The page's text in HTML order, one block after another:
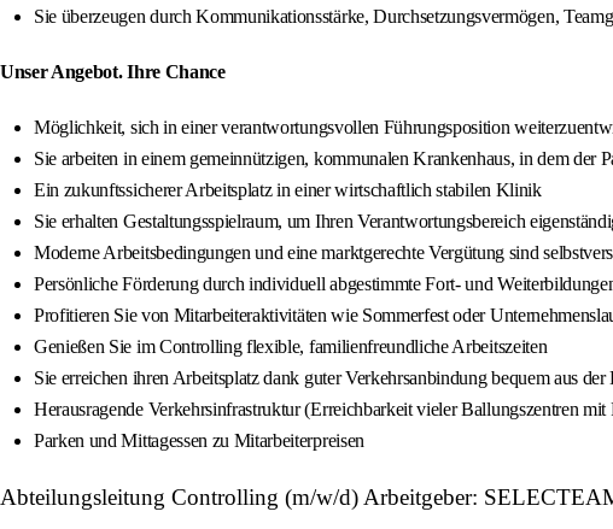
Sie überzeugen durch Kommunikationsstärke, Durchsetzungsvermögen,
Unser Angebot. Ihre Chance
Möglichkeit, sich in einer verantwortungsvollen Führungsposition
Sie arbeiten in einem gemeinnützigen, kommunalen Krankenhaus, in dem der
Ein zukunftssicherer Arbeitsplatz in einer wirtschaftlich stabilen Klinik
Sie erhalten Gestaltungsspielraum, um Ihren Verantwortungsbereich
Moderne Arbeitsbedingungen und eine marktgerechte Vergütung sind
Persönliche Förderung durch individuell abgestimmte Fort- und
Profitieren Sie von Mitarbeiteraktivitäten wie Sommerfest oder
Genießen Sie im Controlling flexible, familienfreundliche Arbeitszeiten
Sie erreichen ihren Arbeitsplatz dank guter Verkehrsanbindung bequem aus
Herausragende Verkehrsinfrastruktur (Erreichbarkeit vieler Ballungszentren
Parken und Mittagessen zu Mitarbeiterpreisen
Abteilungsleitung Controlling (m/w/d) Arbeitgeber: